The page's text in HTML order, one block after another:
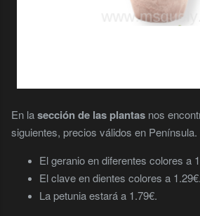
En lasección de las plantas nos
siguientes, precios válidos en Península.
El geranio en diferentes colores a
El clave en dientes colores a 1.29€.
La petunia estará a 1.79€.